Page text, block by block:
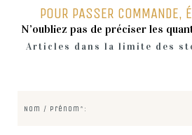
POUR PASSER COMMANDE,
N’oubliez pas de préciser les
Articles dans la limite des